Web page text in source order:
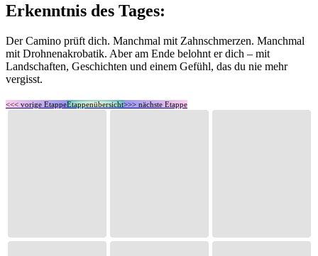
Erkenntnis des Tages:
Der Camino prüft dich. Manchmal mit Zahnschmerzen. Manchmal
mit Drohnenakrobatik. Aber am Ende belohnt er dich – mit
Landschaften, Geschichten und einem Gefühl, das du nie mehr
vergisst.
<<< vorige EtappeEtappenübersicht>>> nächste Etappe